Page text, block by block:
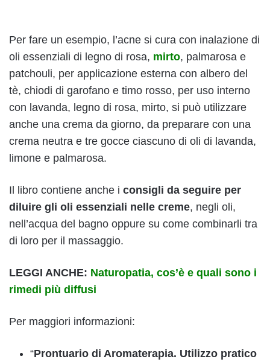
Per fare un esempio, l’acne si cura con inalazione di
oli essenziali di legno di rosa, mirto, palmarosa e
patchouli, per applicazione esterna con albero del
tè, chiodi di garofano e timo rosso, per uso interno
con lavanda, legno di rosa, mirto, si può utilizzare
anche una crema da giorno, da preparare con una
crema neutra e tre gocce ciascuno di oli di lavanda,
limone e palmarosa.
Il libro contiene anche i consigli da seguire per
diluire gli oli essenziali nelle creme, negli oli,
nell’acqua del bagno oppure su come combinarli tra
di loro per il massaggio.
LEGGI ANCHE: Naturopatia, cos’è e quali sono i
rimedi più diffusi
Per maggiori informazioni:
“Prontuario di Aromaterapia. Utilizzo pratico